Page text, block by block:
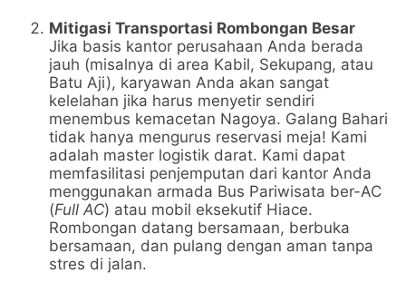
Mitigasi Transportasi Rombongan Besar
Jika basis kantor perusahaan Anda berada
jauh (misalnya di area Kabil, Sekupang, atau
Batu Aji), karyawan Anda akan sangat
kelelahan jika harus menyetir sendiri
menembus kemacetan Nagoya. Galang Bahari
tidak hanya mengurus reservasi meja! Kami
adalah master logistik darat. Kami dapat
memfasilitasi penjemputan dari kantor Anda
menggunakan armada Bus Pariwisata ber-AC
(Full AC) atau mobil eksekutif Hiace.
Rombongan datang bersamaan, berbuka
bersamaan, dan pulang dengan aman tanpa
stres di jalan.